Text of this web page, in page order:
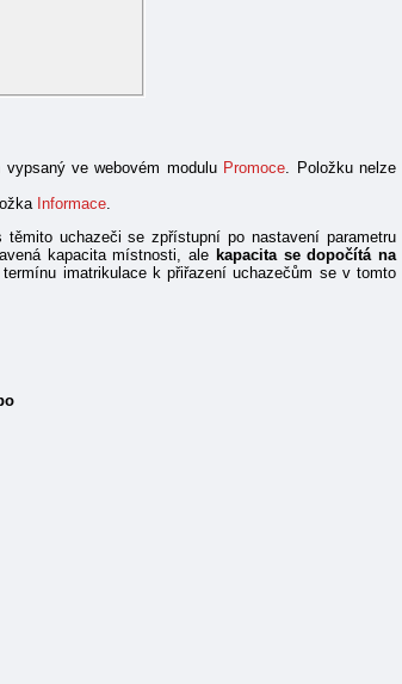
ve webovém modulu Promoce. Položku nelze
Informace.
těmito uchazeči se zpřístupní po nastavení parametru
kapacita místnosti, ale kapacita se dopočítá na
imatrikulace k přiřazení uchazečům se v tomto